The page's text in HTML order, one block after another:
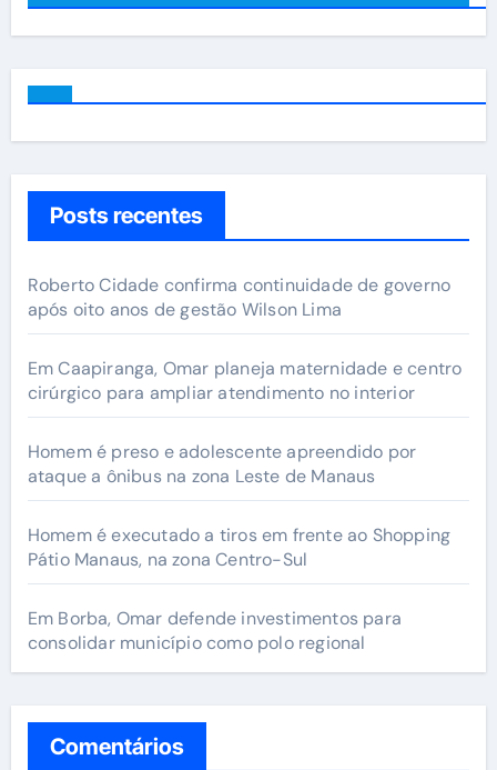
Posts recentes
Roberto Cidade confirma continuidade de governo
após oito anos de gestão Wilson Lima
Em Caapiranga, Omar planeja maternidade e centro
cirúrgico para ampliar atendimento no interior
Homem é preso e adolescente apreendido por
ataque a ônibus na zona Leste de Manaus
Homem é executado a tiros em frente ao Shopping
Pátio Manaus, na zona Centro-Sul
Em Borba, Omar defende investimentos para
consolidar município como polo regional
Comentários